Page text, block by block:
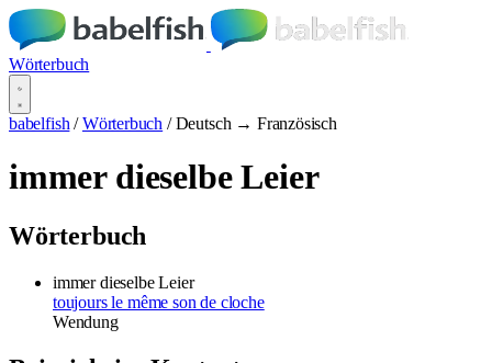
Wörterbuch
babelfish / Wörterbuch / Deutsch → Französisch
immer dieselbe Leier
Wörterbuch
immer dieselbe Leier
toujours le même son de cloche
Wendung